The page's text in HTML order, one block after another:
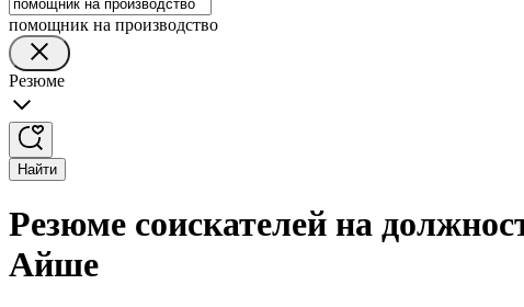
помощник на производство
Резюме
Найти
Резюме соискателей на
Айше